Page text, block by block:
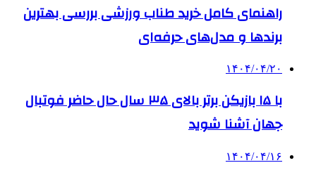
راهنمای کامل خرید طناب ورزشی بررسی بهترین
برندها و مدل‌های حرفه‌ای
۱۴۰۴/۰۴/۲۰
با ۱۵ بازیکن برتر بالای ۳۵ سال حال حاضر فوتبال
جهان آشنا شوید
۱۴۰۴/۰۴/۱۶